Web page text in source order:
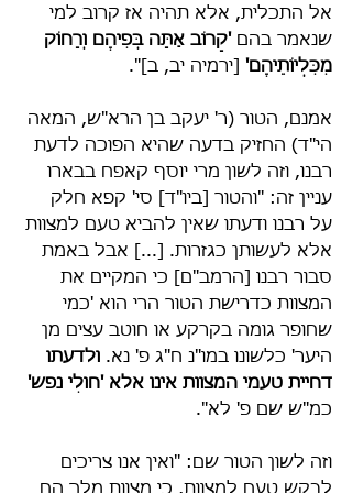
אל התכלית, אלא תהיה אז קרוב למי
שנאמר בהם 'קָרוֹב אַתָּה בְּפִיהֶם וְרָחוֹק
מִכִּלְיוֹתֵיהֶם' [ירמיה יב, ב]".
אמנם, הטור (ר' יעקב בן הרא"ש, המאה
הי"ד) החזיק בדעה שהיא הפוכה לדעת
רבנו, וזה לשון מרי יוסף קאפח בבארו
עניין זה: "והטור [ביו"ד] סי' קפא חלק
על רבנו ודעתו שאין להביא טעם למצוות
אלא לעשותן כגזרות. [...] אבל באמת
סבור רבנו [הרמב"ם] כי המקיים את
המצוות כדרישת הטור הרי הוא 'כמי
שחופר גומה בקרקע או חוטב עצים מן
היער' כלשונו במו"נ ח"ג פ' נא. ולדעתו
דחיית טעמי המצוות אינו אלא 'חולִי נפש'
כמ"ש שם פ' לא".
וזה לשון הטור שם: "ואין אנו צריכים